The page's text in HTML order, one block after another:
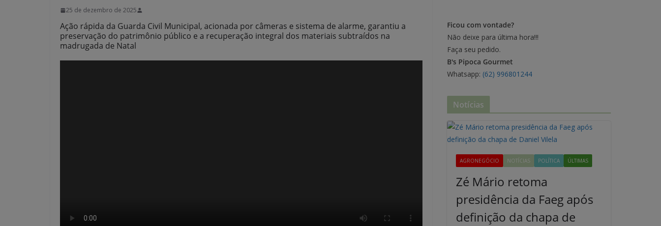
25 de dezembro de 2025
Ação rápida da Guarda Civil Municipal, acionada por câmeras e sistema de alarme, garantiu a
preservação do patrimônio público e a recuperação integral dos materiais subtraídos na
madrugada de Natal
Ficou com vontade?
Não deixe para última hora!!!
Faça seu pedido.
B's Pipoca Gourmet
Whatsapp: (62) 996801244
Notícias
AGRONEGÓCIO NOTÍCIAS POLÍTICA ÚLTIMAS
Zé Mário retoma
presidência da Faeg após
definição da chapa de